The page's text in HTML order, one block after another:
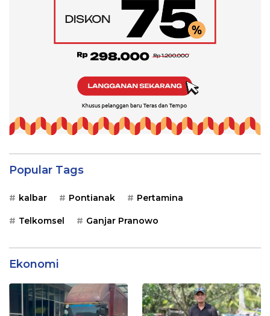
Popular Tags
kalbar Pontianak Pertamina
Telkomsel Ganjar Pranowo
Ekonomi